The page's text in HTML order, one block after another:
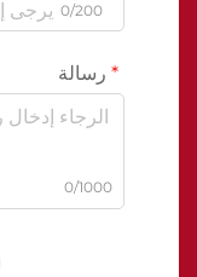
0/200
رسالة
0/1000